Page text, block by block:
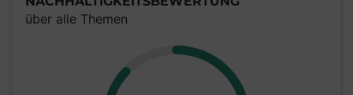
über alle Themen